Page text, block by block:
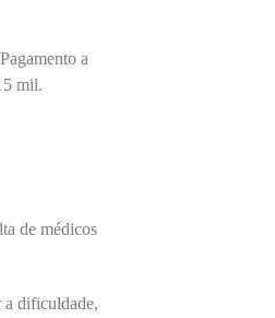
a
mil.
de médicos
a dificuldade,